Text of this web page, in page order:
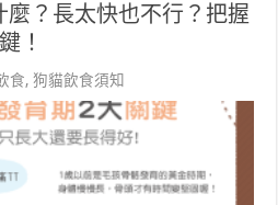
麼？長太快也不行？把握
！
食,狗貓飲食須知